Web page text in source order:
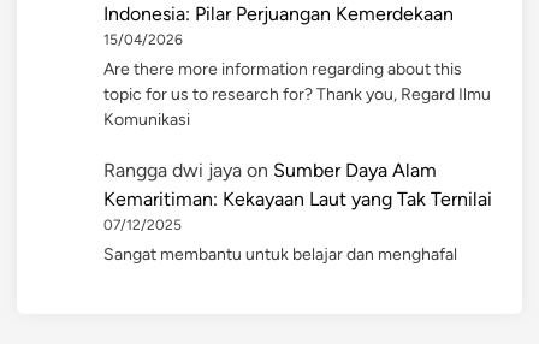
Indonesia: Pilar Perjuangan Kemerdekaan
15/04/2026
Are there more information regarding about this
topic for us to research for? Thank you, Regard Ilmu
Komunikasi
Rangga dwi jaya on Sumber Daya Alam
Kemaritiman: Kekayaan Laut yang Tak Ternilai
07/12/2025
Sangat membantu untuk belajar dan menghafal